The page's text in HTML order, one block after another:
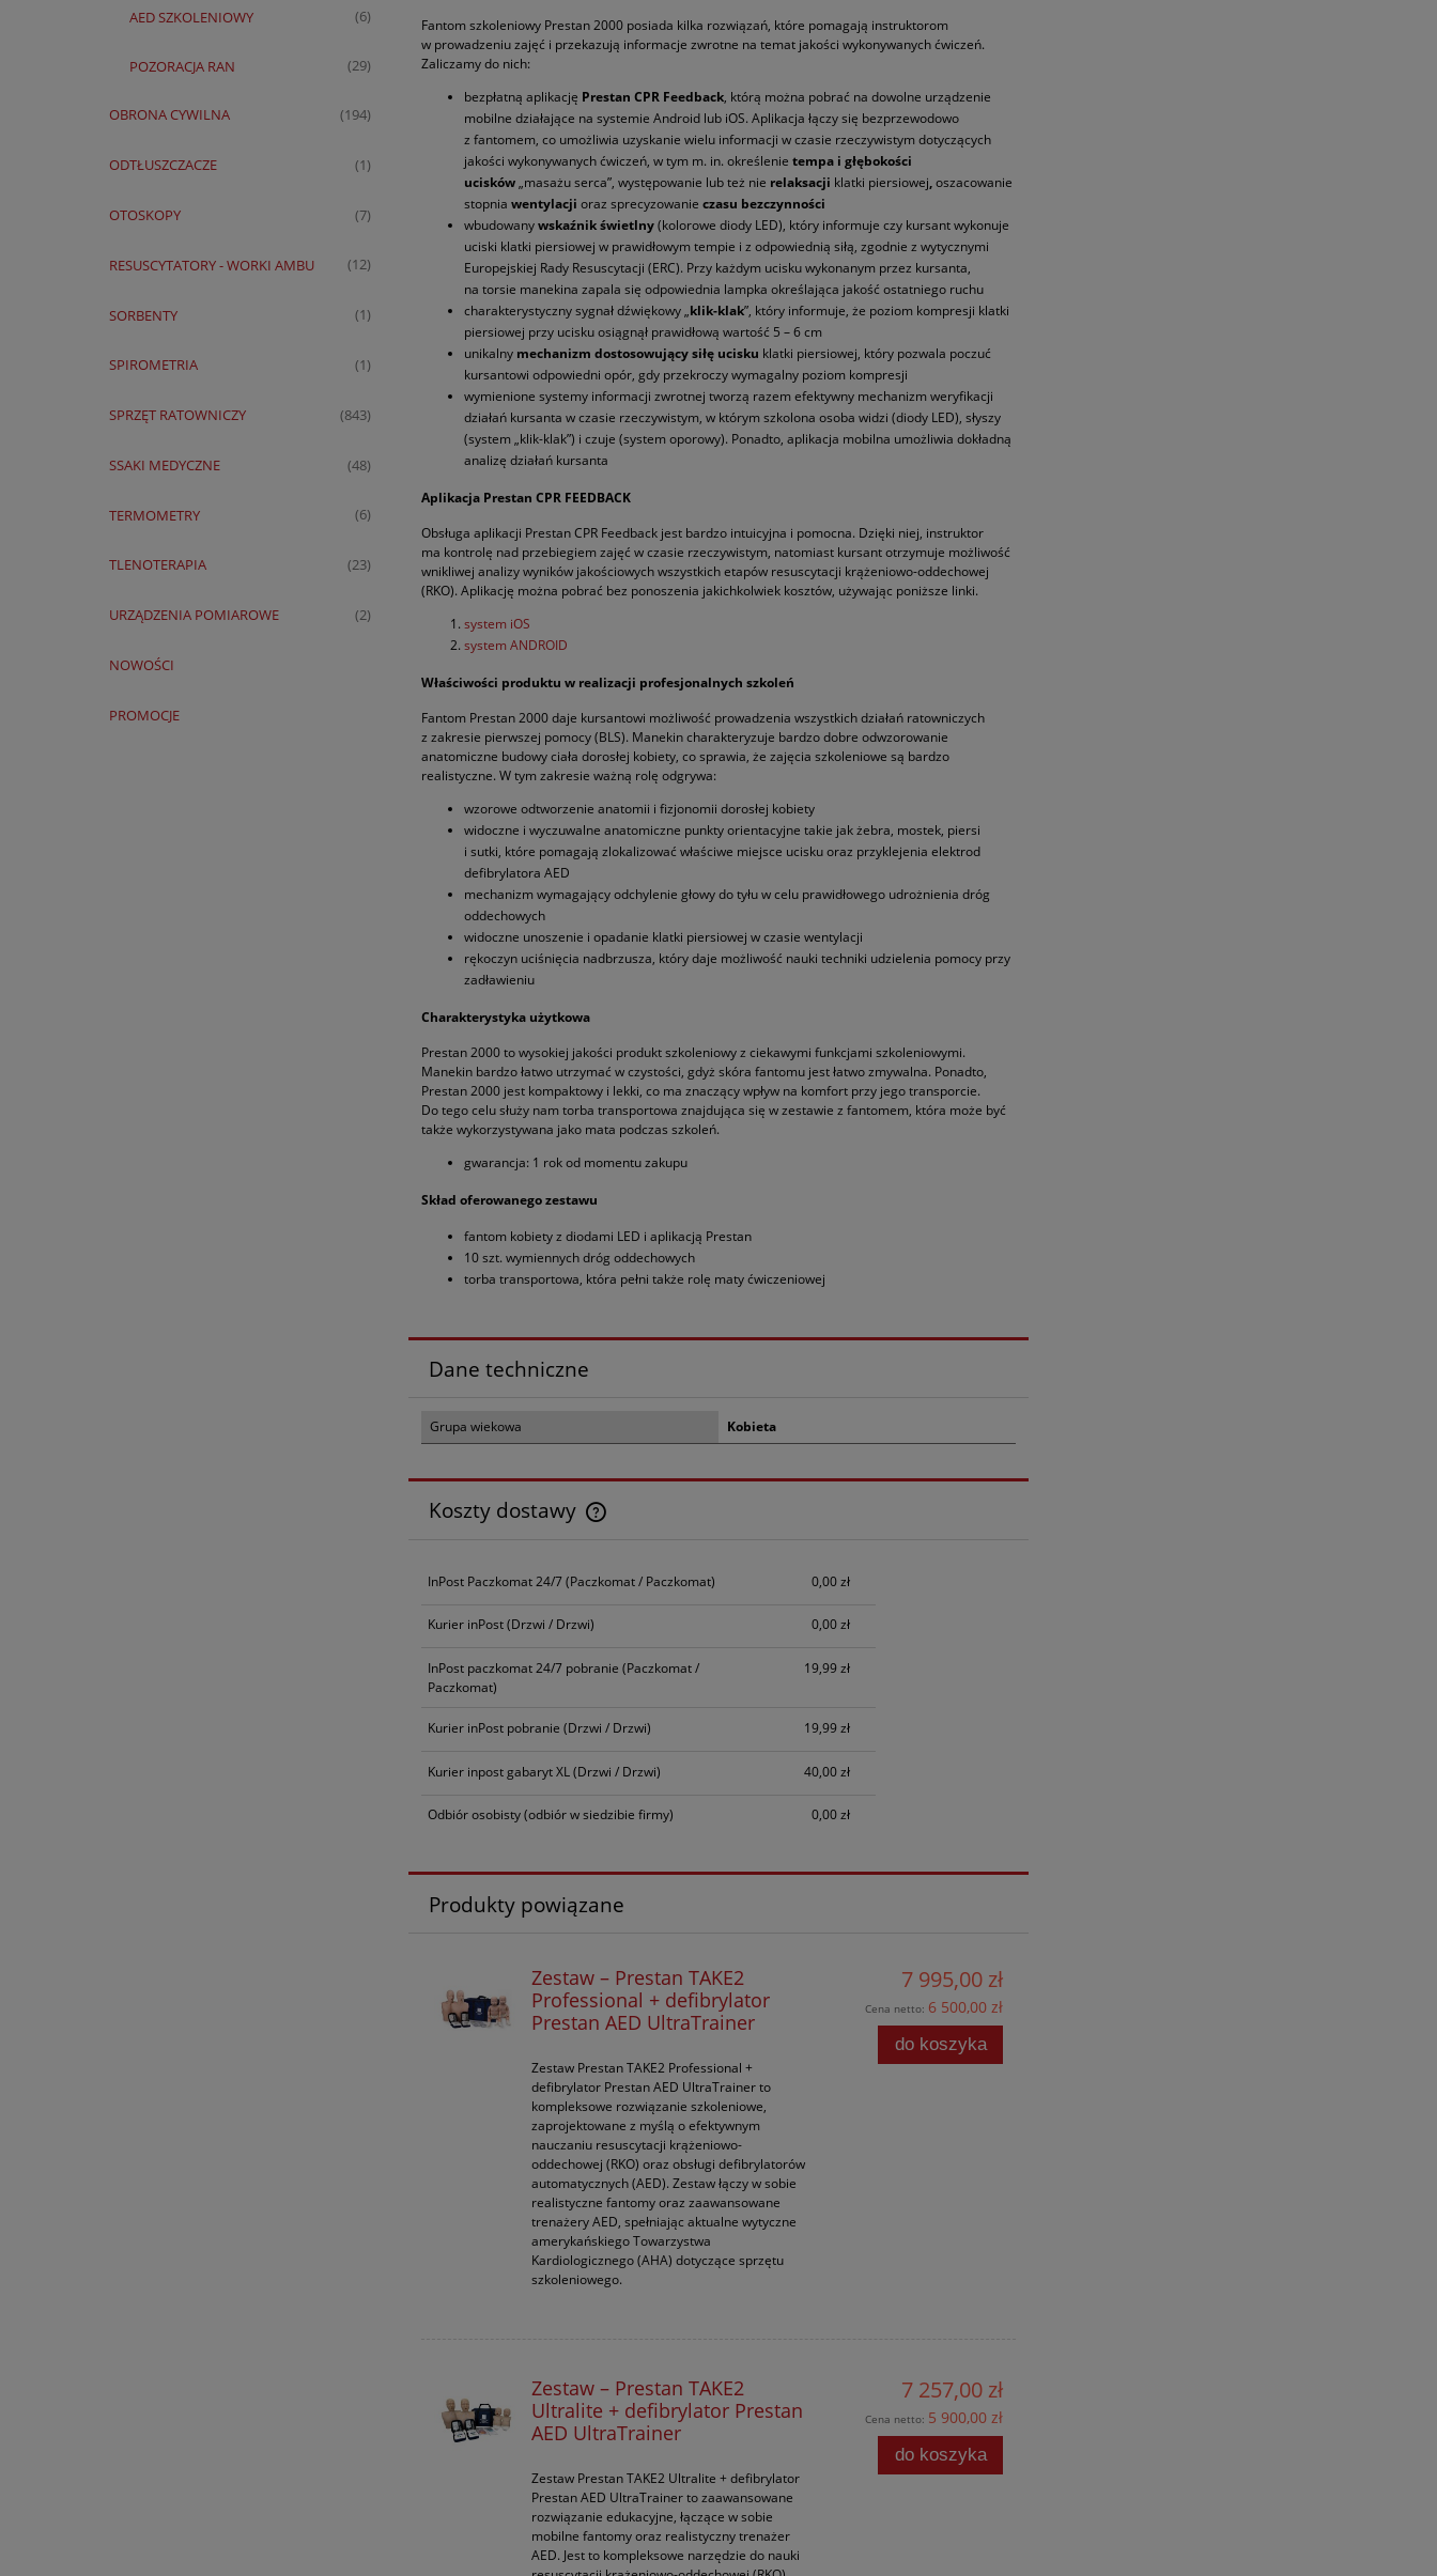
AED SZKOLENIOWY (6)
POZORACJA RAN (29)
OBRONA CYWILNA (194)
ODTŁUSZCZACZE (1)
OTOSKOPY (7)
RESUSCYTATORY - WORKI AMBU (12)
SORBENTY (1)
SPIROMETRIA (1)
SPRZĘT RATOWNICZY (843)
SSAKI MEDYCZNE (48)
TERMOMETRY (6)
TLENOTERAPIA (23)
URZĄDZENIA POMIAROWE (2)
NOWOŚCI
PROMOCJE
Fantom szkoleniowy Prestan 2000 posiada kilka rozwiązań, które pomagają instruktorom
w prowadzeniu zajęć i przekazują informacje zwrotne na temat jakości wykonywanych ćwiczeń.
Zaliczamy do nich:
bezpłatną aplikację Prestan CPR Feedback, którą można pobrać na dowolne urządzenie
mobilne działające na systemie Android lub iOS. Aplikacja łączy się bezprzewodowo
z fantomem, co umożliwia uzyskanie wielu informacji w czasie rzeczywistym dotyczących
jakości wykonywanych ćwiczeń, w tym m. in. określenie tempa i głębokości
ucisków„masażu serca”, występowanie lub też nie relaksacji klatki piersiowej,oszacowanie
stopnia wentylacji oraz sprecyzowanie czasu bezczynności
wbudowanywskaźnik świetlny(kolorowe diody LED), który informuje czy kursant wykonuje
uciski klatki piersiowej w prawidłowym tempie i z odpowiednią siłą, zgodnie z wytycznymi
Europejskiej Rady Resuscytacji (ERC). Przy każdym ucisku wykonanym przez kursanta,
na torsie manekina zapala się odpowiednia lampka określająca jakość ostatniego ruchu
charakterystyczny sygnał dźwiękowy „klik-klak”, który informuje, że poziom kompresji klatki
piersiowej przy ucisku osiągnął prawidłową wartość 5 – 6 cm
unikalny mechanizm dostosowujący siłę ucisku klatki piersiowej, który pozwala poczuć
kursantowi odpowiedni opór, gdy przekroczy wymagalny poziom kompresji
wymienione systemy informacji zwrotnej tworzą razem efektywny mechanizm weryfikacji
działań kursanta w czasie rzeczywistym, w którym szkolona osoba widzi (diody LED), słyszy
(system „klik-klak”) i czuje (system oporowy). Ponadto, aplikacja mobilna umożliwia dokładną
analizę działań kursanta
Aplikacja Prestan CPR FEEDBACK
Obsługa aplikacji Prestan CPR Feedback jest bardzo intuicyjna i pomocna. Dzięki niej, instruktor
ma kontrolę nad przebiegiem zajęć w czasie rzeczywistym, natomiast kursant otrzymuje możliwość
wnikliwej analizy wyników jakościowych wszystkich etapów resuscytacji krążeniowo-oddechowej
(RKO). Aplikację można pobrać bez ponoszenia jakichkolwiek kosztów, używając poniższe linki.
system iOS
system ANDROID
Właściwości produktu w realizacji profesjonalnych szkoleń
Fantom Prestan 2000 daje kursantowi możliwość prowadzenia wszystkich działań ratowniczych
z zakresie pierwszej pomocy (BLS). Manekin charakteryzuje bardzo dobre odwzorowanie
anatomiczne budowy ciała dorosłej kobiety, co sprawia, że zajęcia szkoleniowe są bardzo
realistyczne. W tym zakresie ważną rolę odgrywa:
wzorowe odtworzenie anatomii i fizjonomii dorosłej kobiety
widoczne i wyczuwalne anatomiczne punkty orientacyjne takie jak żebra, mostek, piersi
i sutki, które pomagają zlokalizować właściwe miejsce ucisku oraz przyklejenia elektrod
defibrylatora AED
mechanizm wymagający odchylenie głowy do tyłu w celu prawidłowego udrożnienia dróg
oddechowych
widoczne unoszenie i opadanie klatki piersiowej w czasie wentylacji
rękoczyn uciśnięcia nadbrzusza, który daje możliwość nauki techniki udzielenia pomocy przy
zadławieniu
Charakterystyka użytkowa
Prestan 2000 to wysokiej jakości produkt szkoleniowy z ciekawymi funkcjami szkoleniowymi.
Manekin bardzo łatwo utrzymać w czystości, gdyż skóra fantomu jest łatwo zmywalna. Ponadto,
Prestan 2000 jest kompaktowy i lekki, co ma znaczący wpływ na komfort przy jego transporcie.
Do tego celu służy nam torba transportowa znajdująca się w zestawie z fantomem, która może być
także wykorzystywana jako mata podczas szkoleń.
gwarancja: 1 rok od momentu zakupu
Skład oferowanego zestawu
fantom kobiety z diodami LED i aplikacją Prestan
10 szt. wymiennych dróg oddechowych
torba transportowa, która pełni także rolę maty ćwiczeniowej
Dane techniczne
Grupa wiekowa Kobieta
Koszty dostawy
płatności
InPost Paczkomat 24/7(Paczkomat / Paczkomat) 0,00 zł
Kurier inPost(Drzwi / Drzwi) 0,00 zł
InPost paczkomat 24/7 pobranie (Paczkomat /
Paczkomat)
19,99 zł
Kurier inPost pobranie (Drzwi / Drzwi) 19,99 zł
Kurier inpost gabaryt XL(Drzwi / Drzwi) 40,00 zł
Odbiór osobisty(odbiór w siedzibie firmy) 0,00 zł
Produkty powiązane
Zestaw – Prestan TAKE2
Professional + defibrylator
Prestan AED UltraTrainer
Zestaw Prestan TAKE2 Professional +
defibrylator Prestan AED UltraTrainer to
kompleksowe rozwiązanie szkoleniowe,
zaprojektowane z myślą o efektywnym
nauczaniu resuscytacji krążeniowo-
oddechowej (RKO) oraz obsługi defibrylatorów
automatycznych (AED). Zestaw łączy w sobie
realistyczne fantomy oraz zaawansowane
trenażery AED, spełniając aktualne wytyczne
amerykańskiego Towarzystwa
Kardiologicznego (AHA) dotyczące sprzętu
szkoleniowego.
7 995,00 zł
Cena netto: 6 500,00 zł
do koszyka
Zestaw – Prestan TAKE2
Ultralite + defibrylator Prestan
AED UltraTrainer
Zestaw Prestan TAKE2 Ultralite + defibrylator
Prestan AED UltraTrainer to zaawansowane
rozwiązanie edukacyjne, łączące w sobie
mobilne fantomy oraz realistyczny trenażer
AED. Jest to kompleksowe narzędzie do nauki
7 257,00 zł
Cena netto: 5 900,00 zł
do koszyka